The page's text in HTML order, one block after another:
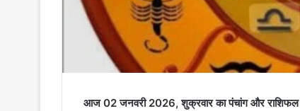
आज 02 जनवरी 2026, शुक्रवार का पंचांग और राशिफल